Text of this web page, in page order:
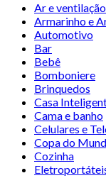
Ar e ventilação
Armarinho e
Automotivo
Bar
Bebê
Bomboniere
Brinquedos
Casa
Cama e banho
Celulares e
Copa do
Cozinha